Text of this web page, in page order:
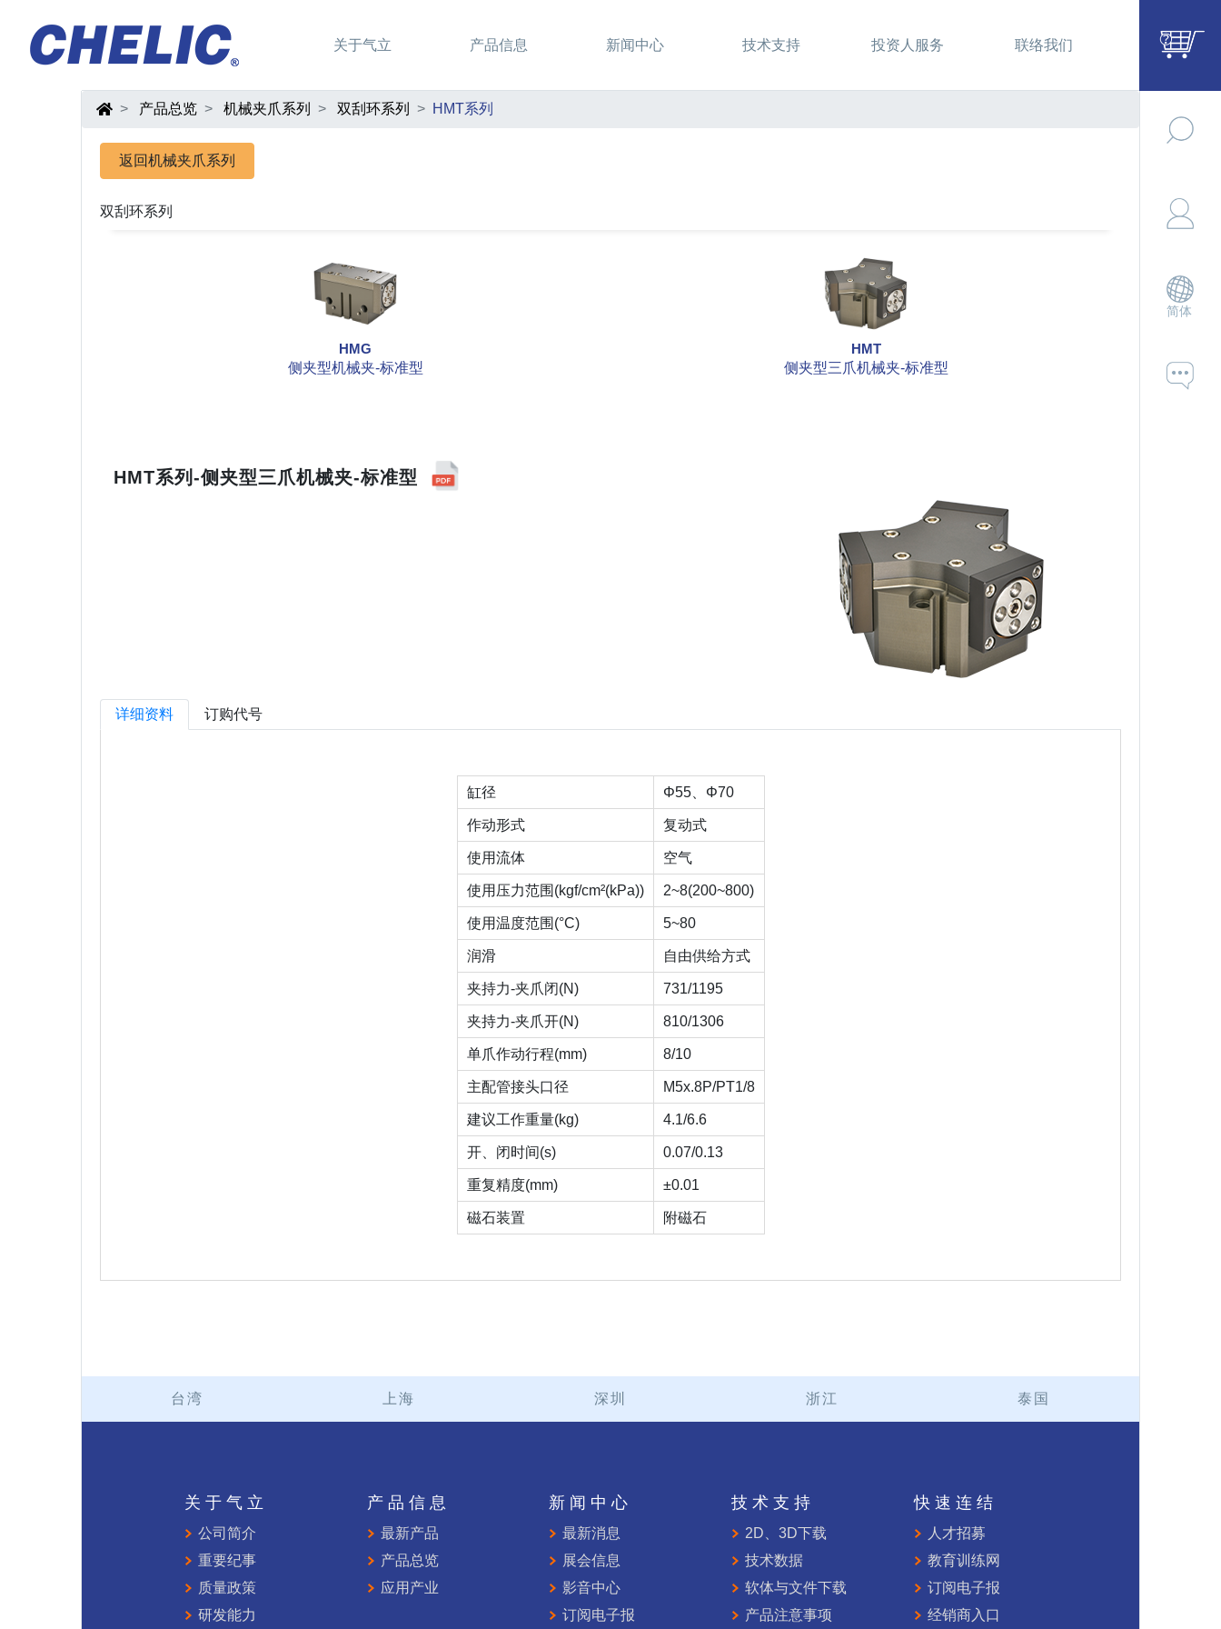
关于气立 产品信息 新闻中心 技术支持 投资人服务 联络我们
产品总览 机械夹爪系列 双刮环系列 HMT系列
返回机械夹爪系列
双刮环系列
HMG
侧夹型机械夹-标准型
HMT
侧夹型三爪机械夹-标准型
HMT系列-侧夹型三爪机械夹-标准型
详细资料 订购代号
缸径 Φ55、Φ70
作动形式 复动式
使用流体 空气
使用压力范围(kgf/cm²(kPa)) 2~8(200~800)
使用温度范围(°C) 5~80
润滑 自由供给方式
夹持力-夹爪闭(N) 731/1195
夹持力-夹爪开(N) 810/1306
单爪作动行程(mm) 8/10
主配管接头口径 M5x.8P/PT1/8
建议工作重量(kg) 4.1/6.6
开、闭时间(s) 0.07/0.13
重复精度(mm) ±0.01
磁石装置 附磁石
台湾 上海 深圳 浙江 泰国
关于气立
公司简介
重要纪事
质量政策
研发能力
产品信息
最新产品
产品总览
应用产业
新闻中心
最新消息
展会信息
影音中心
订阅电子报
技术支持
2D、3D下载
技术数据
软体与文件下载
产品注意事项
快速连结
人才招募
教育训练网
订阅电子报
经销商入口
简体